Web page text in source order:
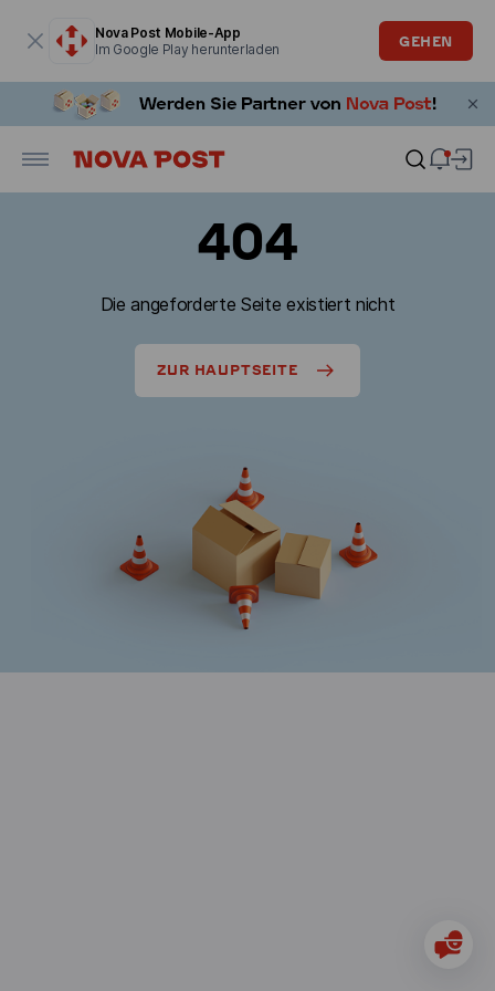
Nova Post Mobile-App
Im Google Play herunterladen
GEHEN
404
Die angeforderte Seite existiert nicht
ZUR HAUPTSEITE